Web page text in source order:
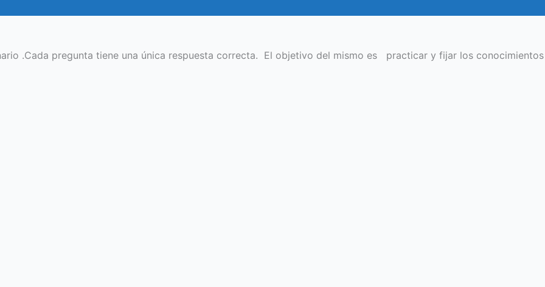
.Cada pregunta tiene una única respuesta correcta. El objetivo del mismo es practicar y fijar los conocimientos